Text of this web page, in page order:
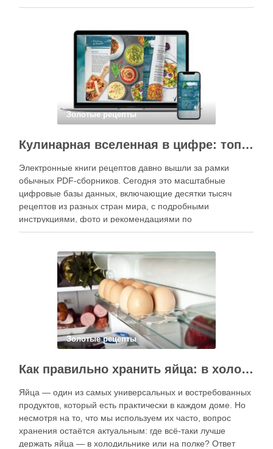
специального оборудования, однако на практике сделать
кухне. Главное — …
Золотые рецепты
Кулинарная вселенная в цифре: топ-3 самых больших электронных книг рецептов
Электронные книги рецептов давно вышли за рамки
обычных PDF-сборников. Сегодня это масштабные
цифровые базы данных, включающие десятки тысяч
рецептов из разных стран мира, с подробными
инструкциями, фото и рекомендациями по
приготовлению. В отличие от печатных изданий,
контент, расширять коллекции блюд и добавлять новые
функции. Ниже …
Золотые рецепты
Как правильно хранить яйца: в холодильнике или на полке?
Яйца — один из самых универсальных и востребованных
продуктов, который есть практически в каждом доме. Но
несмотря на то, что мы используем их часто, вопрос
хранения остаётся актуальным: где всё-таки лучше
держать яйца — в холодильнике или на полке? Ответ